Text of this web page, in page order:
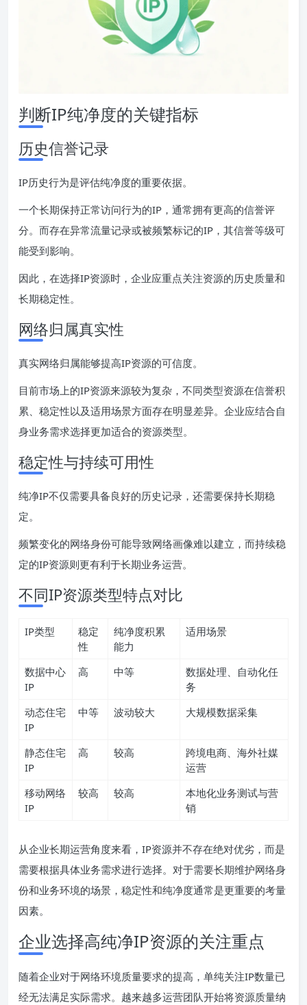
判断IP纯净度的关键指标
历史信誉记录
IP历史行为是评估纯净度的重要依据。
一个长期保持正常访问行为的IP，通常拥有更高的信誉评
分。而存在异常流量记录或被频繁标记的IP，其信誉等级可
能受到影响。
因此，在选择IP资源时，企业应重点关注资源的历史质量和
长期稳定性。
网络归属真实性
真实网络归属能够提高IP资源的可信度。
目前市场上的IP资源来源较为复杂，不同类型资源在信誉积
累、稳定性以及适用场景方面存在明显差异。企业应结合自
身业务需求选择更加适合的资源类型。
稳定性与持续可用性
纯净IP不仅需要具备良好的历史记录，还需要保持长期稳
定。
频繁变化的网络身份可能导致网络画像难以建立，而持续稳
定的IP资源则更有利于长期业务运营。
不同IP资源类型特点对比
IP类型
稳定
性
纯净度积累
能力
适用场景
数据中心
IP
高 中等
数据处理、自动化任
务
动态住宅
IP
中等 波动较大 大规模数据采集
静态住宅
IP
高 较高
跨境电商、海外社媒
运营
移动网络
IP
较高 较高
本地化业务测试与营
销
从企业长期运营角度来看，IP资源并不存在绝对优劣，而是
需要根据具体业务需求进行选择。对于需要长期维护网络身
份和业务环境的场景，稳定性和纯净度通常是更重要的考量
因素。
企业选择高纯净IP资源的关注重点
随着企业对于网络环境质量要求的提高，单纯关注IP数量已
经无法满足实际需求。越来越多运营团队开始将资源质量纳